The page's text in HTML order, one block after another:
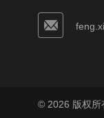
© 2026 版权